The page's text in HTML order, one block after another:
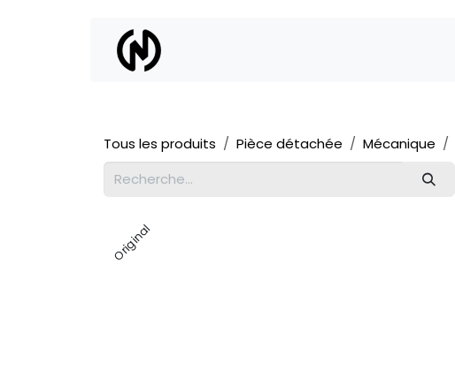
Tous les produits Pièce détachée Mécanique
Original